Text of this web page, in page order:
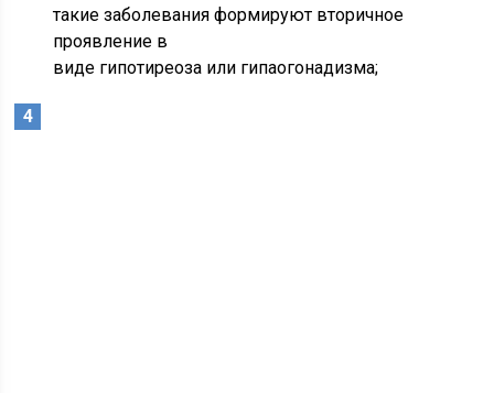
такие заболевания формируют вторичное
проявление в
виде гипотиреоза или гипаогонадизма;